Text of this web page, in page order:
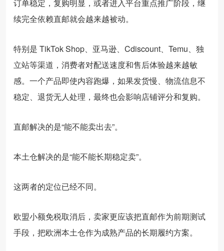
订单稳定，复购明显，或者进入平台重点推广阶段，继
续完全依赖直邮就会越来越被动。
特别是 TikTok Shop、亚马逊、Cdiscount、Temu、独
立站等渠道，消费者对配送速度和售后体验越来越敏
感。一个产品即使内容跑爆，如果发货慢、物流信息不
稳定、退货无人处理，最终也会影响店铺评分和复购。
直邮解决的是“能不能卖出去”。
本土仓解决的是“能不能长期稳定卖”。
这两者的定位已经不同。
欧盟小额免税取消后，卖家更应该把直邮作为前期测试
手段，把欧洲本土仓作为成熟产品的长期履约方案。